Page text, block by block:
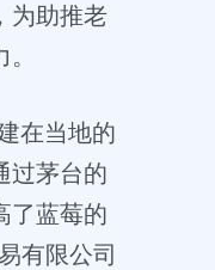
为助推老
在当地的
过茅台的
了蓝莓的
有限公司